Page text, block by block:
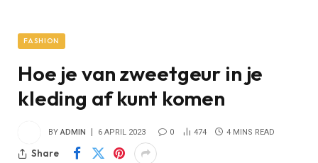
FASHION
Hoe je van zweetgeur in je
kleding af kunt komen
BY ADMIN 6 APRIL 2023 0 474 4 MINS READ
Share